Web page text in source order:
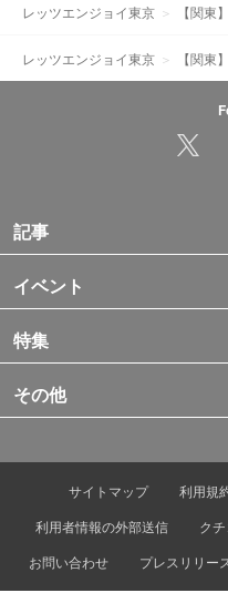
レッツエンジョイ東京 【関東
レッツエンジョイ東京 【関東
記事
イベント
特集
その他
サイトマップ 利用規
利用者情報の外部送信
ク
お問い合わせ
プレスリリー